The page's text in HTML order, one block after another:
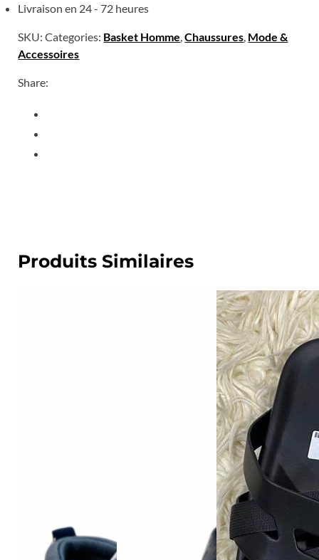
Livraison en 24 - 72 heures
SKU:Categories: Basket Homme,Chaussures, Mode &
Accessoires
Share:
Produits Similaires